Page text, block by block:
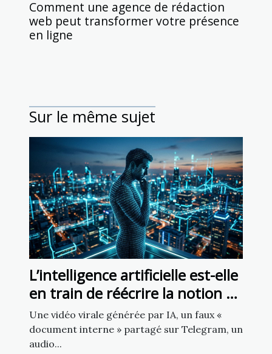
Comment une agence de rédaction
web peut transformer votre présence
en ligne
Sur le même sujet
L’intelligence artificielle est-elle
en train de réécrire la notion de
source fiable ?
Une vidéo virale générée par IA, un faux «
document interne » partagé sur Telegram, un
audio...